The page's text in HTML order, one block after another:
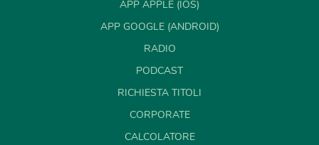
APP APPLE (IOS)
APP GOOGLE (ANDROID)
RADIO
PODCAST
RICHIESTA TITOLI
CORPORATE
CALCOLATORE